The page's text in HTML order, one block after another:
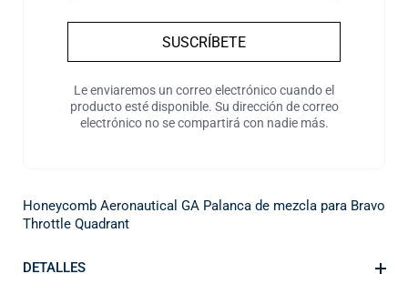
SUSCRÍBETE
Le enviaremos un correo electrónico cuando el
producto esté disponible. Su dirección de correo
electrónico no se compartirá con nadie más.
Honeycomb Aeronautical GA Palanca de mezcla para Bravo
Throttle Quadrant
DETALLES